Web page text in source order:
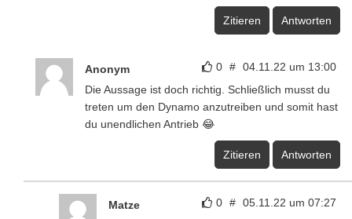
Zitieren Antworten
0 # 04.11.22 um 13:00
Anonym
Die Aussage ist doch richtig. Schließlich musst du
treten um den Dynamo anzutreiben und somit hast
du unendlichen Antrieb 😂
Zitieren Antworten
0 # 05.11.22 um 07:27
Matze